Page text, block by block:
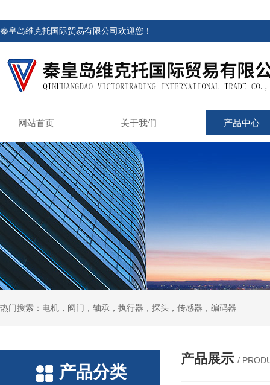
秦皇岛维克托国际贸易有限公司欢迎您！
网站首页 关于我们 产品中心
热门搜索：电机，阀门，轴承，执行器，探头，传感器，编码器
产品分类
产品展示 /